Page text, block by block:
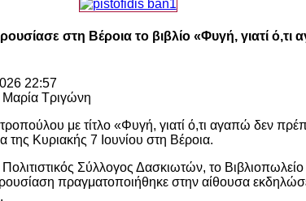
στη Βέροια το βιβλίο «Φυγή, γιατί ό,τι
22:57
Μαρία Τριγώνη
με τίτλο «Φυγή, γιατί ό,τι αγαπώ δεν
Κυριακής 7 Ιουνίου στη Βέροια.
Σύλλογος Δασκιωτών, το
πραγματοποιήθηκε στην αίθουσα